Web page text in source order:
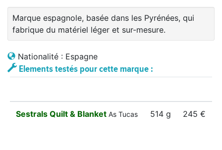
Marque espagnole, basée dans les Pyrénées, qui
fabrique du matériel léger et sur-mesure.
Nationalité : Espagne
Elements testés pour cette marque :
Sestrals Quilt & Blanket As Tucas 514 g 245 €